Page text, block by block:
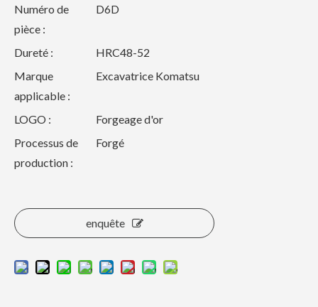
Numéro de
pièce :
D6D
Dureté :
HRC48-52
Marque
applicable :
Excavatrice Komatsu
LOGO :
Forgeage d'or
Processus de
production :
Forgé
enquête